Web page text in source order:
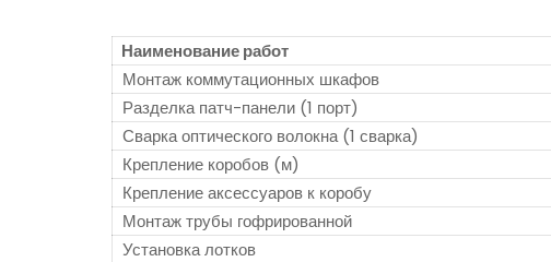
Наименование работ
Монтаж коммутационных шкафов
Разделка патч-панели (1 порт)
Сварка оптического волокна (1 сварка)
Крепление коробов (м)
Крепление аксессуаров к коробу
Монтаж трубы гофрированной
Установка лотков